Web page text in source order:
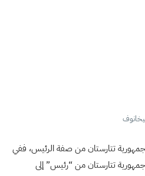
تتارستان من صفة الرئيس، ففي
تتارستان من “رئيس” إلى